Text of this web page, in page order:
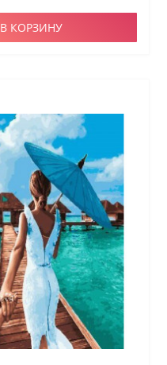
В КОРЗИНУ